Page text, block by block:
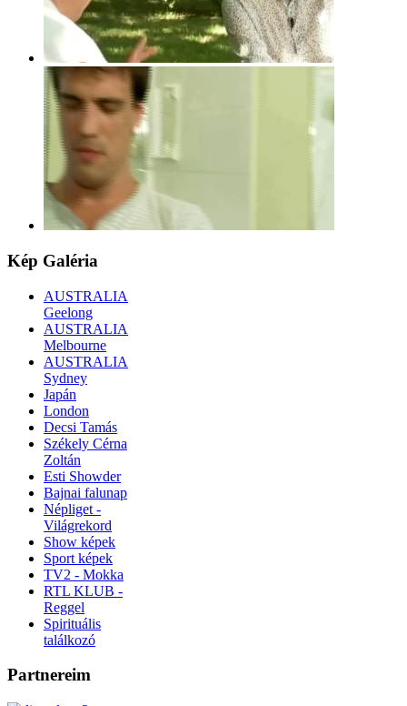
Kép Galéria
AUSTRALIA
Geelong
AUSTRALIA
Melbourne
AUSTRALIA
Sydney
Japán
London
Decsi Tamás
Székely Cérna
Zoltán
Esti Showder
Bajnai falunap
Népliget -
Világrekord
Show képek
Sport képek
TV2 - Mokka
RTL KLUB -
Reggel
Spirituális
találkozó
Partnereim